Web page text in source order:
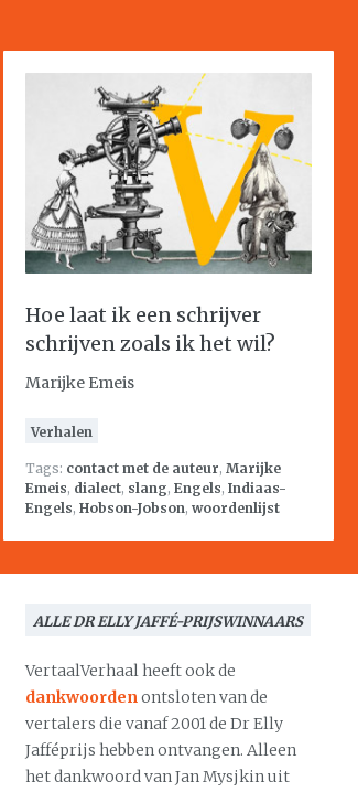
Hoe laat ik een schrijver
schrijven zoals ik het wil?
Marijke Emeis
Verhalen
Tags: contact met de auteur, Marijke
Emeis, dialect, slang, Engels, Indiaas-
Engels, Hobson-Jobson, woordenlijst
ALLE DR ELLY JAFFÉ-PRIJSWINNAARS
VertaalVerhaal heeft ook de
dankwoordenontsloten van de
vertalers die vanaf 2001 de Dr Elly
Jafféprijs hebben ontvangen. Alleen
het dankwoord van Jan Mysjkin uit